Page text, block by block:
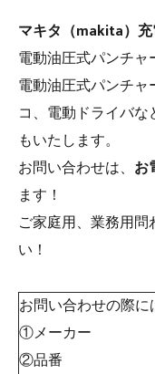
マキタ（makita）
電動油圧式パンチャ
電動油圧式パンチ
コ、電動ドライバ
もいたします。
お問い合わせは、 お
ます！
ご家庭用、業務用
い！
お問い合わせの際に
①メーカー
②品番